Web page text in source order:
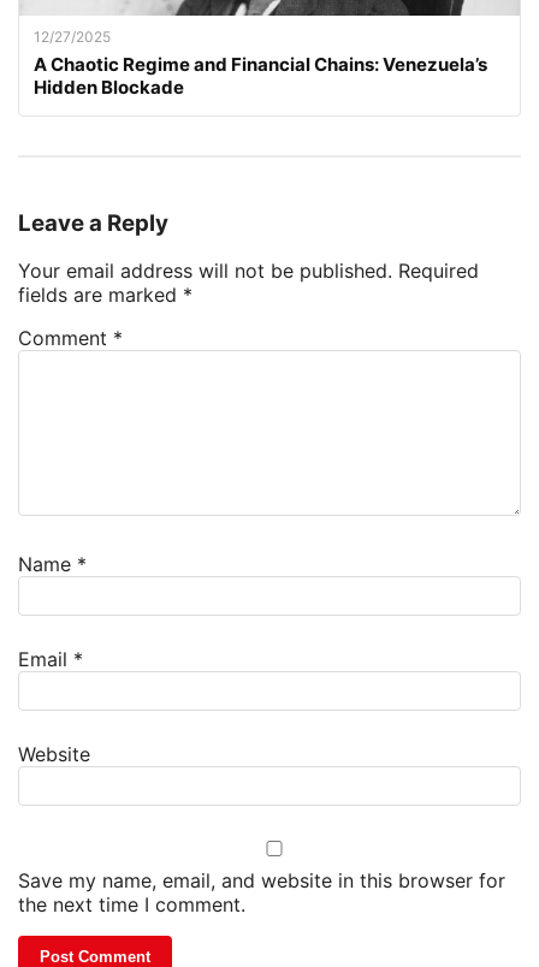
12/27/2025
A Chaotic Regime and Financial Chains: Venezuela’s
Hidden Blockade
Leave a Reply
Your email address will not be published. Required
fields are marked *
Comment *
Name *
Email *
Website
Save my name, email, and website in this browser for
the next time I comment.